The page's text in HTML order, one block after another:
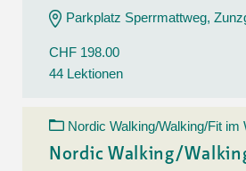
Parkplatz Sperrmattweg,
CHF 198.00
44 Lektionen
Nordic Walking/Walking/Fit im
Nordic Walking/